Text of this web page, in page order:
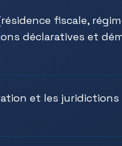
fiscale,
déclaratives et
et les